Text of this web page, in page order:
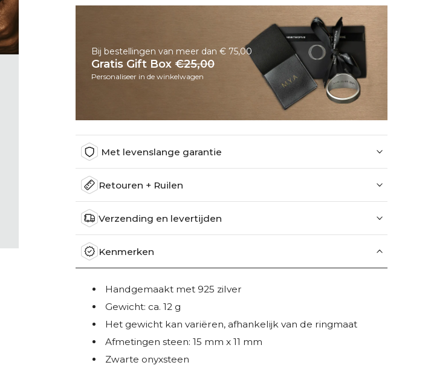
Bij bestellingen van meer dan € 75,00
Gratis Gift Box €25,00
Personaliseer in de winkelwagen
Met levenslange garantie
Retouren + Ruilen
Verzending en levertijden
Kenmerken
Handgemaakt met 925 zilver
Gewicht: ca. 12 g
Het gewicht kan variëren, afhankelijk van de ringmaat
Afmetingen steen: 15 mm x 11 mm
Zwarte onyxsteen